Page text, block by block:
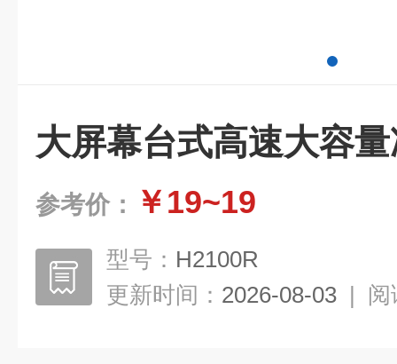
大屏幕台式高速大容
参考价： ￥19~19
型号： H2100R
更新时间： 2026-08-03 | 阅